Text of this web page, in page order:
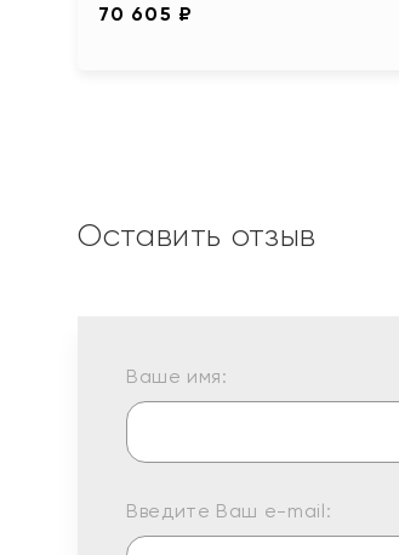
70 605 ₽
Оставить отзыв
Ваше имя:
Введите Ваш e-mail: